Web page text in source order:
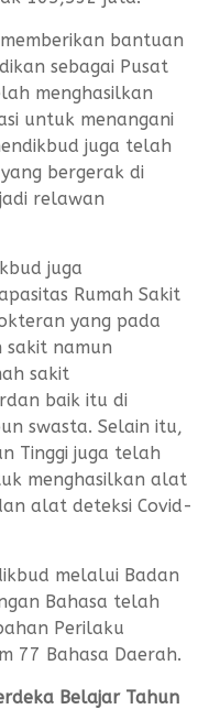
bantuan
sebagai Pusat
menghasilkan
untuk menangani
juga telah
bergerak di
relawan
juga
Rumah Sakit
yang pada
namun
sakit
baik itu di
swasta. Selain itu,
Tinggi juga telah
menghasilkan alat
alat deteksi Covid-
melalui Badan
Bahasa telah
Perilaku
77 Bahasa Daerah.
Belajar Tahun